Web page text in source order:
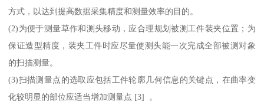
方式，以达到提高数据采集精度和测量效率的目的。
(2)为便于测量草作和测头移动，应合理规划被测工件装夹位置；为
保证造型精度，装夹工件时应尽量使测头能一次完成全部被测对象
的扫描测量。
(3)扫描测量点的选取应包括工件轮廓几何信息的关键点，在曲率变
化较明显的部位应适当增加测量点 [3] 。